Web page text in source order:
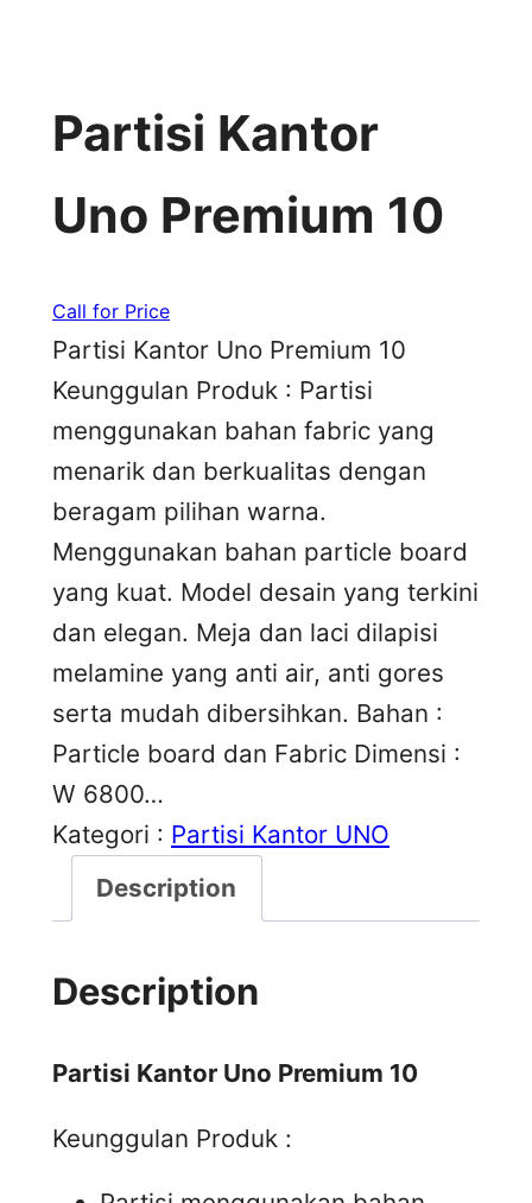
Partisi Kantor
Uno Premium 10
Call for Price
Partisi Kantor Uno Premium 10
Keunggulan Produk : Partisi
menggunakan bahan fabric yang
menarik dan berkualitas dengan
beragam pilihan warna.
Menggunakan bahan particle board
yang kuat. Model desain yang terkini
dan elegan. Meja dan laci dilapisi
melamine yang anti air, anti gores
serta mudah dibersihkan. Bahan :
Particle board dan Fabric Dimensi :
W 6800…
Kategori : Partisi Kantor UNO
Description
Description
Partisi Kantor Uno Premium 10
Keunggulan Produk :